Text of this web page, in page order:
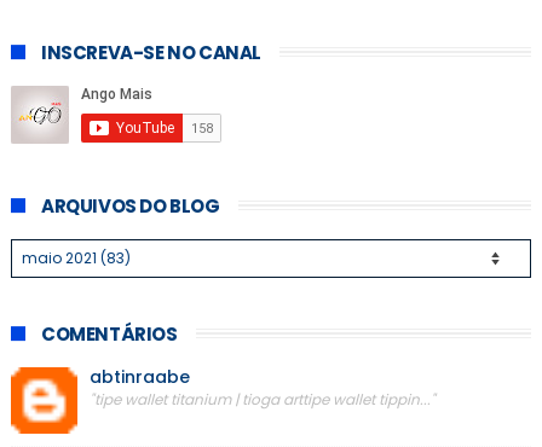
INSCREVA-SE NO CANAL
ARQUIVOS DO BLOG
COMENTÁRIOS
abtinraabe
"tipe wallet titanium | tioga arttipe wallet tippin..."